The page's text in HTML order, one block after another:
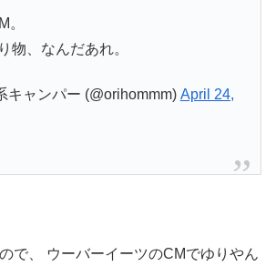
。
物、なんだあれ。
キャンパー (@orihommm) April 24,
で、 ウーバーイーツのCMでゆりやん